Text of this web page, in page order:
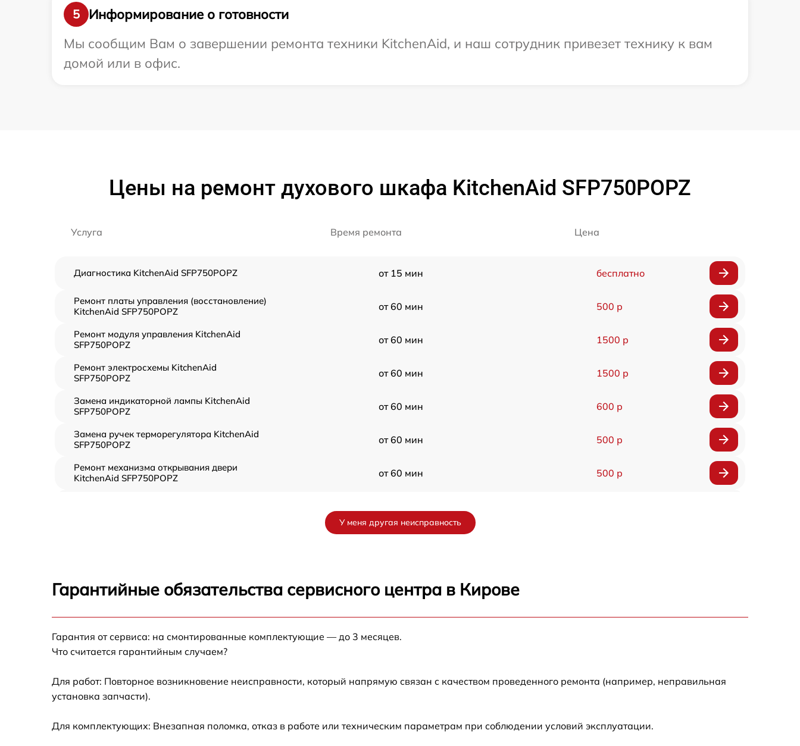
5
Информирование о готовности
Мы сообщим Вам о завершении ремонта техники KitchenAid, и наш сотрудник привезет технику к вам
домой или в офис.
Цены на ремонт духового шкафа KitchenAid SFP750POPZ
Услуга Время ремонта Цена
Диагностика KitchenAid SFP750POPZ от 15 мин бесплатно
Ремонт платы управления (восстановление)
KitchenAid SFP750POPZ
от 60 мин 500 р
Ремонт модуля управления KitchenAid
SFP750POPZ
от 60 мин 1500 р
Ремонт электросхемы KitchenAid
SFP750POPZ
от 60 мин 1500 р
Замена индикаторной лампы KitchenAid
SFP750POPZ
от 60 мин 600 р
Замена ручек терморегулятора KitchenAid
SFP750POPZ
от 60 мин 500 р
Ремонт механизма открывания двери
KitchenAid SFP750POPZ
от 60 мин 500 р
Замена термодатчика KitchenAid
SFP750POPZ
от 60 мин
SFP750POPZ
У меня другая неисправность
Гарантийные обязательства сервисного центра в Кирове
Гарантия от сервиса: на смонтированные комплектующие — до 3 месяцев.
Что считается гарантийным случаем?
Для работ: Повторное возникновение неисправности, который напрямую связан с качеством проведенного ремонта (например, неправильная
установка запчасти).
Для комплектующих: Внезапная поломка, отказ в работе или техническим параметрам при соблюдении условий эксплуатации.